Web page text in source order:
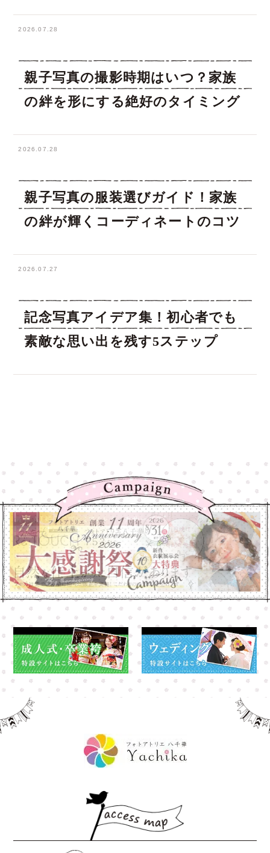
2026.07.28
親子写真の撮影時期はいつ？家族
の絆を形にする絶好のタイミング
2026.07.28
親子写真の服装選びガイド！家族
の絆が輝くコーディネートのコツ
2026.07.27
記念写真アイデア集！初心者でも
素敵な思い出を残す5ステップ